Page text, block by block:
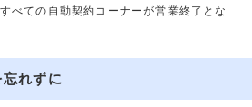
べての自動契約コーナーが営業終了とな
忘れずに